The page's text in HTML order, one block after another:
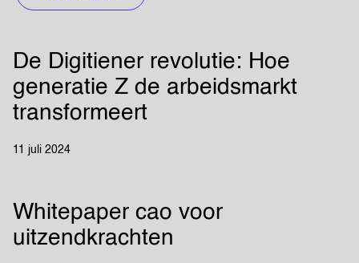
De Digitiener revolutie: Hoe
generatie Z de arbeidsmarkt
transformeert
11 juli 2024
Whitepaper cao voor
uitzendkrachten